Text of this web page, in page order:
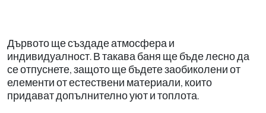
Дървото ще създаде атмосфера и
индивидуалност. В такава баня ще бъде лесно да
се отпуснете, защото ще бъдете заобиколени от
елементи от естествени материали, които
придават допълнително уют и топлота.